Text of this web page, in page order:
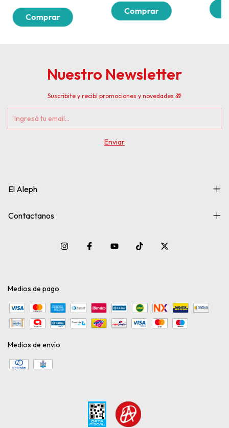
Nuestro Newsletter
Suscribite y recibí promociones y novedades 🎁
El Aleph
Contactanos
Medios de pago
Medios de envío